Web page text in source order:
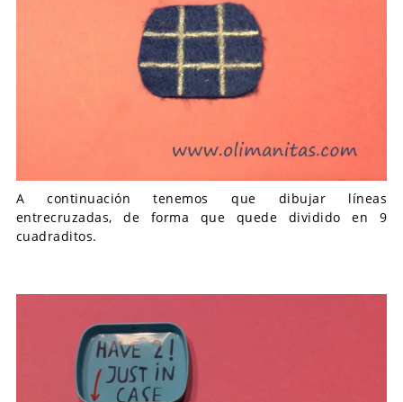
A continuación tenemos que dibujar líneas
entrecruzadas, de forma que quede dividido en 9
cuadraditos.